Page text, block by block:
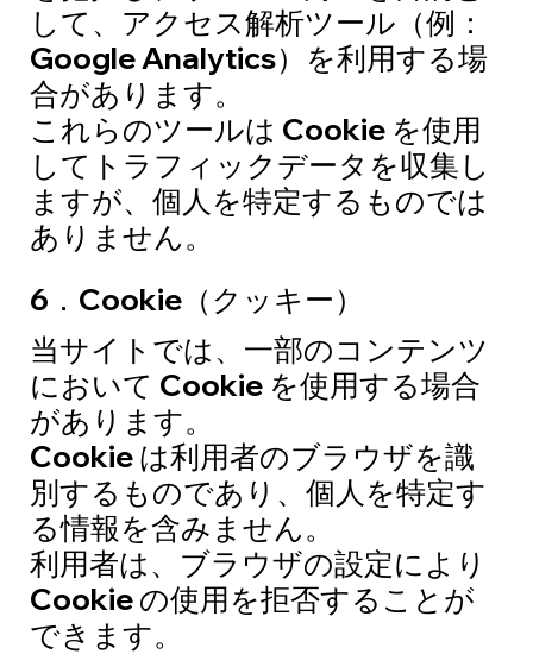
して、アクセス解析ツール（例：
Google Analytics）を利用する場
合があります。
これらのツールは Cookie を使用
してトラフィックデータを収集し
ますが、個人を特定するものでは
ありません。
6．Cookie（クッキー）
当サイトでは、一部のコンテンツ
において Cookie を使用する場合
があります。
Cookie は利用者のブラウザを識
別するものであり、個人を特定す
る情報を含みません。
利用者は、ブラウザの設定により
Cookie の使用を拒否することが
できます。